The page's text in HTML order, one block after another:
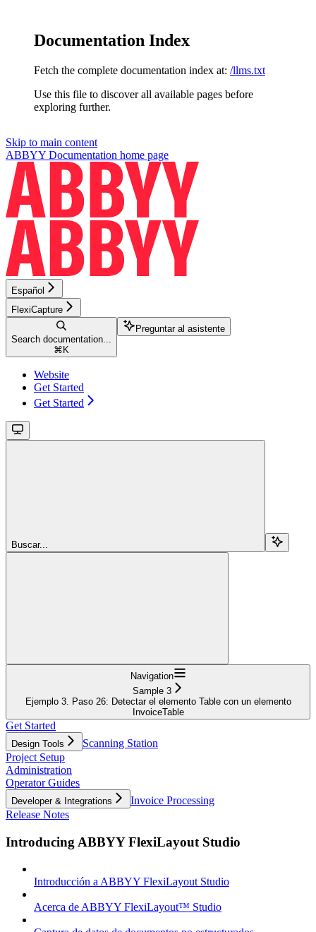
Documentation Index
Fetch the complete documentation index at: /llms.txt
Use this file to discover all available pages before
exploring further.
Skip to main content
ABBYY Documentation home page
Español
FlexiCapture
Search documentation...
⌘ K
Preguntar al asistente
Website
Get Started
Get Started
Buscar...
Navigation
Sample 3
Ejemplo 3. Paso 26: Detectar el elemento Table con un elemento
InvoiceTable
Get Started
Design Tools
Scanning Station
Project Setup
Administration
Operator Guides
Developer & Integrations
Invoice Processing
Release Notes
Introducing ABBYY FlexiLayout Studio
Introducción a ABBYY FlexiLayout Studio
Acerca de ABBYY FlexiLayout™ Studio